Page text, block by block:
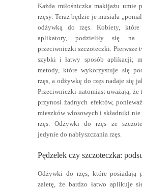
Każda miłośniczka makijażu umie
rzęsy. Teraz będzie je musiała
odżywką do rzęs. Kobiety, które
aplikatory, podzieliły się na
przeciwniczki szczoteczki. Pierwsze
szybki i łatwy sposób aplikacji;
metody, które wykorzystuje się
rzęs, a odżywkę do rzęs nadaje się
Przeciwniczki natomiast uważają,
przynosi żadnych efektów,
mieszków włosowych i składniki nie
rzęs. Odżywki do rzęs ze
jedynie do nabłyszczania rzęs.
Pędzelek czy szczoteczka:
Odżywki do rzęs, które posiadają
zaletę, że bardzo łatwo aplikuje